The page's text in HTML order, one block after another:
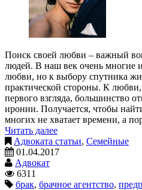
Поиск своей любви – важный
людей. В наш век очень многие
любви, но к выбору спутника
практической стороны. К любви,
первого взгляда, большинство
иронии. Получается, чтобы
многих не хватает времени, а
Читать далее
Адвоката статьи, Семейные
01.04.2017
Адвокат
6311
брак, брачное агентство,